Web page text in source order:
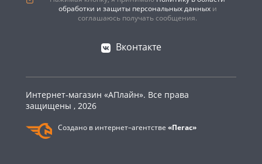
обработки и защиты персональных данныхи
соглашаюсь получать сообщения.
Вконтакте
Интернет-магазин «АПлайн». Все права
защищены , 2026
Создано в интернет–агентстве «Пегас»